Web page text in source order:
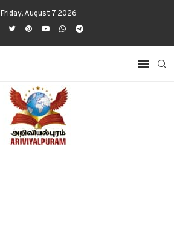
Friday, August 7 2026